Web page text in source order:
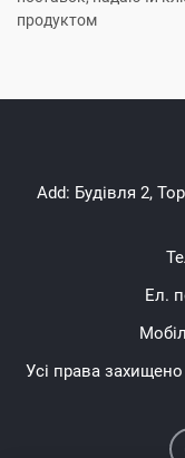
продуктом
Add: Будівля 2,
Ел.
Усі права